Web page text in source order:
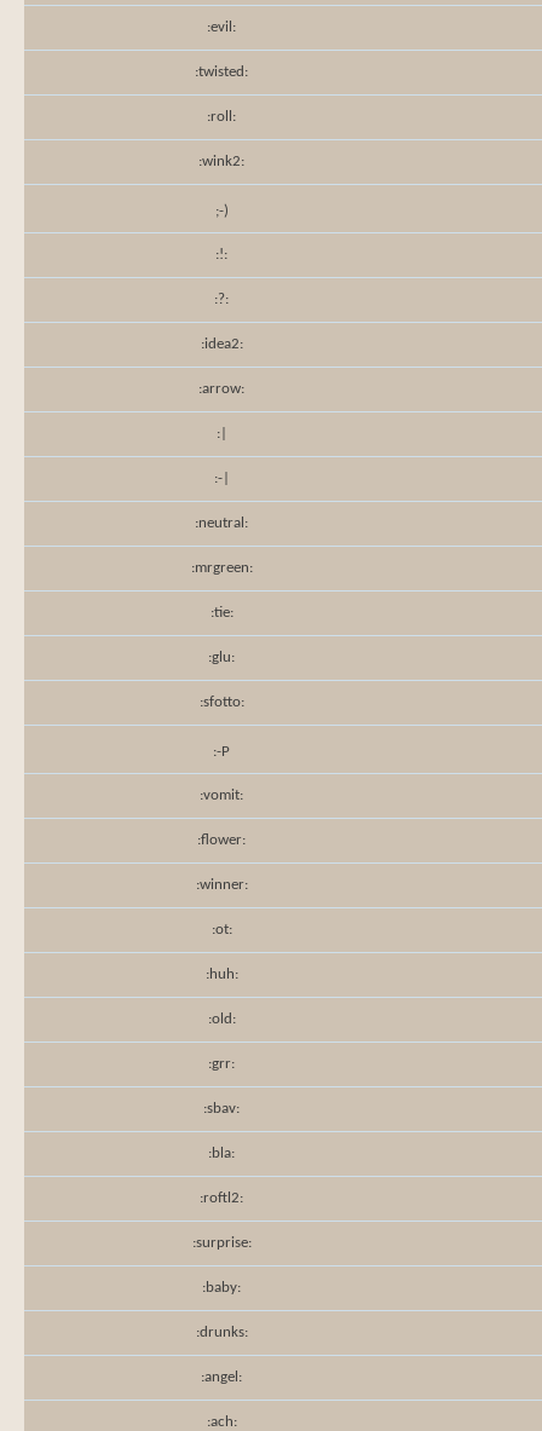
:evil:
:twisted:
:roll:
:wink2:
;-)
:!:
:?:
:idea2:
:arrow:
:|
:-|
:neutral:
:mrgreen:
:tie:
:glu:
:sfotto:
:-P
:vomit:
:flower:
:winner:
:ot:
:huh:
:old:
:grr:
:sbav:
:bla:
:roftl2:
:surprise:
:baby:
:drunks:
:angel:
:ach: